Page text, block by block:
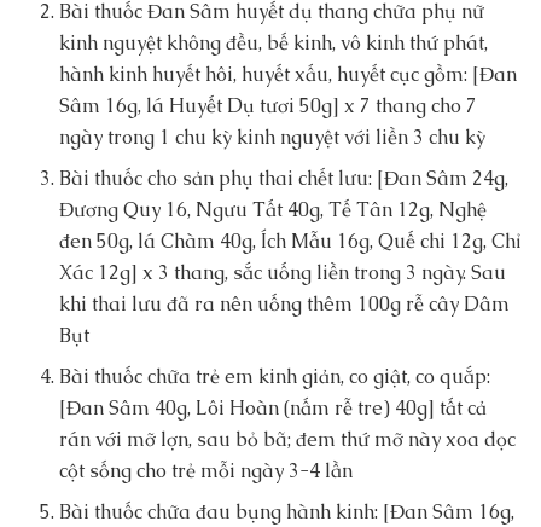
Bài thuốc Đan Sâm huyết dụ thang chữa phụ nữ
kinh nguyệt không đều, bế kinh, vô kinh thứ phát,
hành kinh huyết hôi, huyết xấu, huyết cục gồm: [Đan
Sâm 16g, lá Huyết Dụ tươi 50g] x 7 thang cho 7
ngày trong 1 chu kỳ kinh nguyệt với liền 3 chu kỳ
Bài thuốc cho sản phụ thai chết lưu: [Đan Sâm 24g,
Đương Quy 16, Ngưu Tất 40g, Tế Tân 12g, Nghệ
đen 50g, lá Chàm 40g, Ích Mẫu 16g, Quế chi 12g, Chỉ
Xác 12g] x 3 thang, sắc uống liền trong 3 ngày. Sau
khi thai lưu đã ra nên uống thêm 100g rễ cây Dâm
Bụt
Bài thuốc chữa trẻ em kinh giản, co giật, co quắp:
[Đan Sâm 40g, Lôi Hoàn (nấm rễ tre) 40g] tất cả
rán với mỡ lợn, sau bỏ bã; đem thứ mỡ này xoa dọc
cột sống cho trẻ mỗi ngày 3-4 lần
Bài thuốc chữa đau bụng hành kinh: [Đan Sâm 16g,